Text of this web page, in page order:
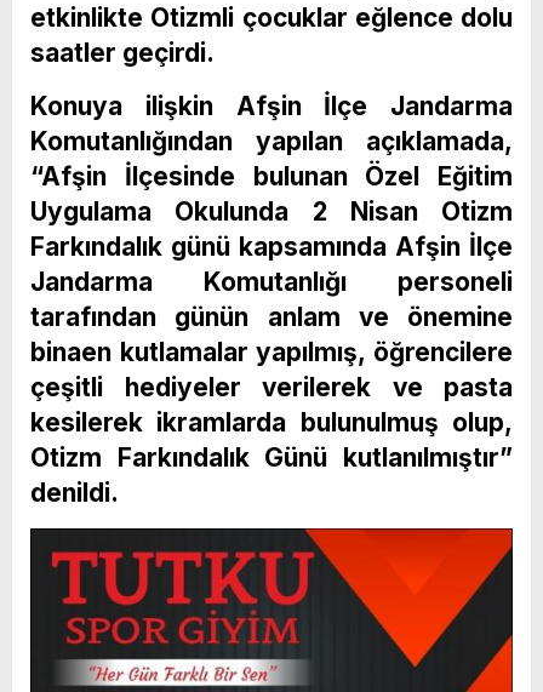
etkinlikte Otizmli çocuklar eğlence dolu
saatler geçirdi.
Konuya ilişkin Afşin İlçe Jandarma
Komutanlığından yapılan açıklamada,
“Afşin İlçesinde bulunan Özel Eğitim
Uygulama Okulunda 2 Nisan Otizm
Farkındalık günü kapsamında Afşin İlçe
Jandarma Komutanlığı personeli
tarafından günün anlam ve önemine
binaen kutlamalar yapılmış, öğrencilere
çeşitli hediyeler verilerek ve pasta
kesilerek ikramlarda bulunulmuş olup,
Otizm Farkındalık Günü kutlanılmıştır”
denildi.